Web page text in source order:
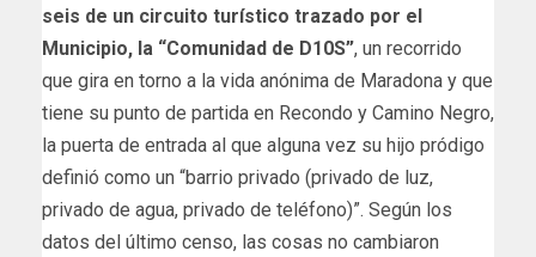
seis de un circuito turístico trazado por el
Municipio, la “Comunidad de D10S”, un recorrido
que gira en torno a la vida anónima de Maradona y que
tiene su punto de partida en Recondo y Camino Negro,
la puerta de entrada al que alguna vez su hijo pródigo
definió como un “barrio privado (privado de luz,
privado de agua, privado de teléfono)”. Según los
datos del último censo, las cosas no cambiaron